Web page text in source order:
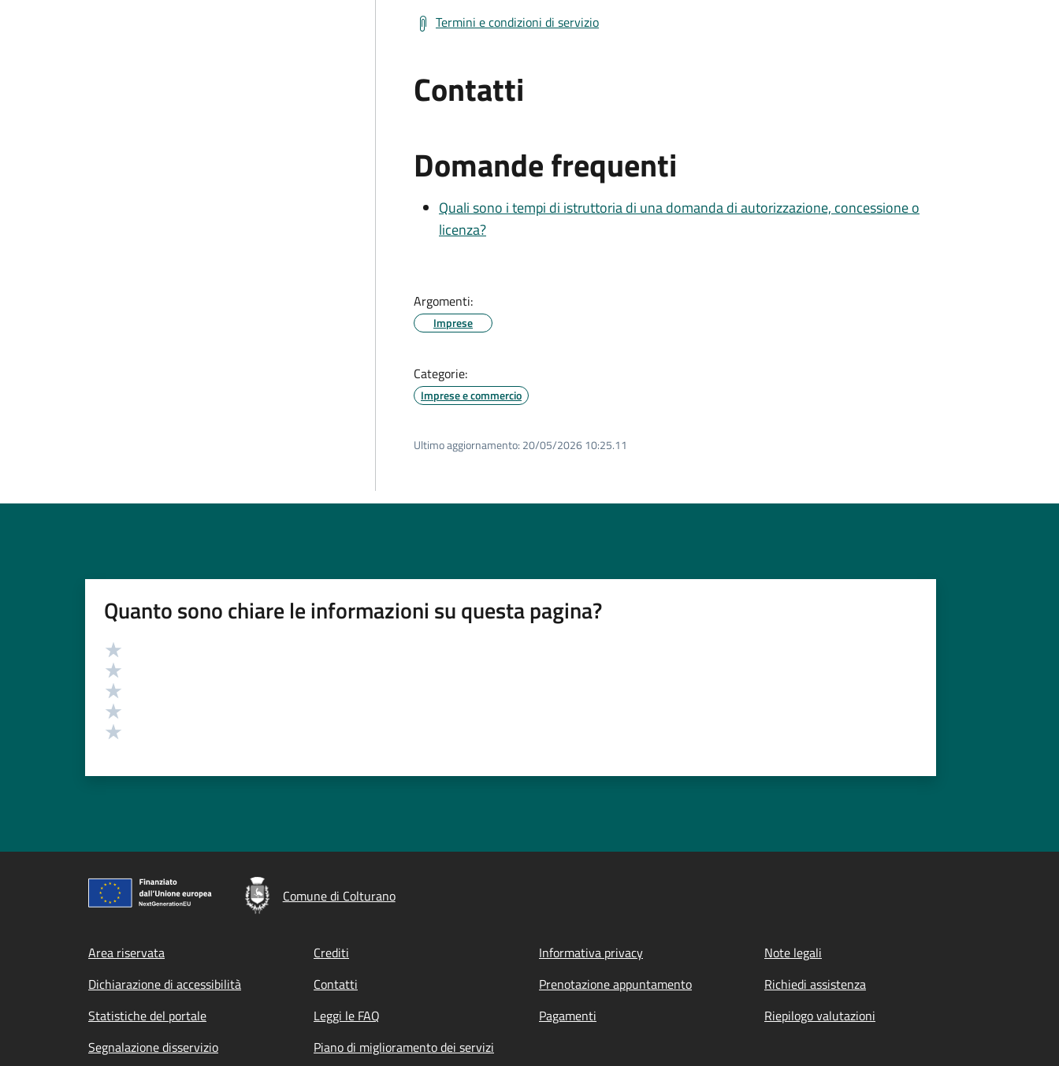
Termini e condizioni di servizio
Contatti
Domande frequenti
Quali sono i tempi di istruttoria di una domanda di autorizzazione, concessione o
licenza?
Argomenti:
Imprese
Categorie:
Imprese e commercio
Ultimo aggiornamento: 20/05/2026 10:25.11
Quanto sono chiare le informazioni su questa pagina?
Valutazione
Comune di Colturano
Footer menu
Area riservata Crediti Informativa privacy
Note legali
Dichiarazione di accessibilità
Contatti Prenotazione appuntamento
Richiedi assistenza
Statistiche del portale
Leggi le FAQ Pagamenti
Riepilogo valutazioni
Segnalazione disservizio
Piano di miglioramento dei servizi